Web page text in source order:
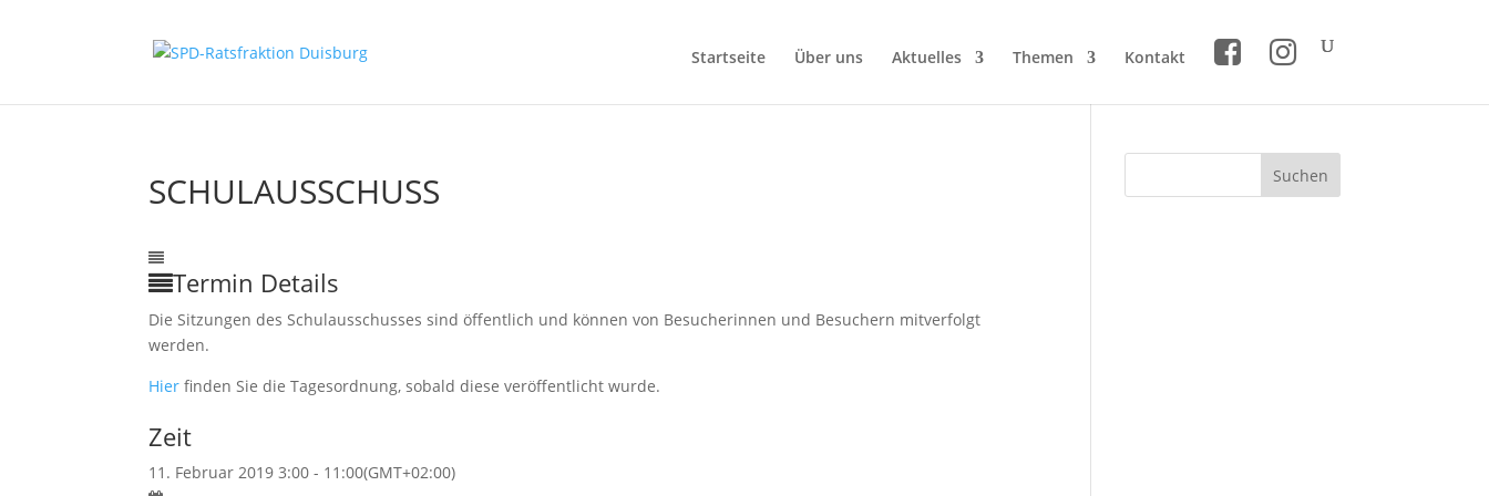
Startseite Über uns Aktuelles Themen Kontakt
SCHULAUSSCHUSS
Termin Details
Die Sitzungen des Schulausschusses sind öffentlich und können von Besucherinnen und Besuchern mitverfolgt
werden.
Hier finden Sie die Tagesordnung, sobald diese veröffentlicht wurde.
Zeit
11. Februar 2019 3:00 - 11:00(GMT+02:00)